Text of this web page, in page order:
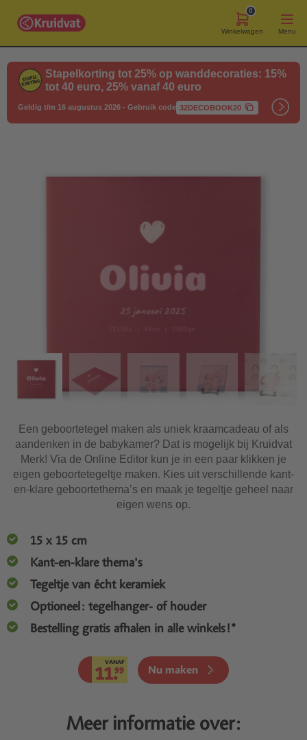
0
Winkelwagen Menu
Stapelkorting tot 25% op wanddecoraties: 15%
tot 40 euro, 25% vanaf 40 euro
Geldig t/m 16 augustus 2026 - Gebruik code 32DECOBOOK20
Een geboortetegel maken als uniek kraamcadeau of als
aandenken in de babykamer? Dat is mogelijk bij Kruidvat
Merk! Via de Online Editor kun je in een paar klikken je
eigen geboortetegeltje maken. Kies uit verschillende kant-
en-klare geboortethema’s en maak je tegeltje geheel naar
eigen wens op.
15 x 15 cm
Kant-en-klare thema's
Tegeltje van écht keramiek
Optioneel: tegelhanger- of houder
Bestelling gratis afhalen in alle winkels!*
VANAF
11.99 Nu maken
Meer informatie over: